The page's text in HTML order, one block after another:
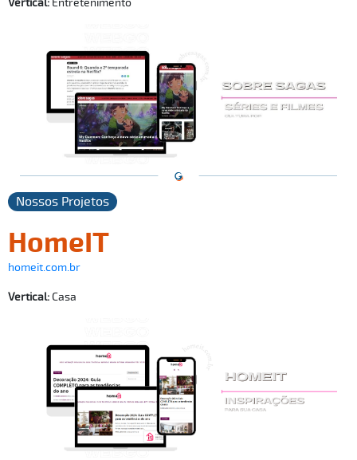
Nossos Projetos
HomeIT
homeit.com.br
Vertical:Casa